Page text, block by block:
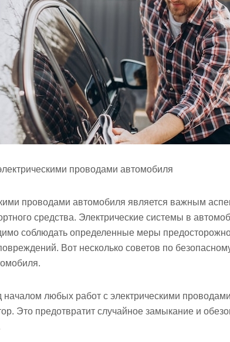
проводами автомобиля
проводами автомобиля является важным
средства. Электрические системы в
соблюдать определенные меры
Вот несколько советов по
началом любых работ с электрическими
Это предотвратит случайное замыкание и